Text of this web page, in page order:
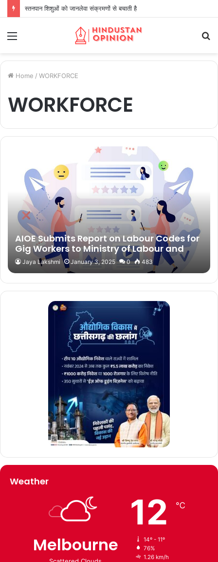
स्तनपान शिशुओं को जानलेवा संक्रमणों से बचाती है
Home / WORKFORCE
WORKFORCE
AIOE Submits Report on Labour Codes for
Gig Workers to Ministry of Labour and
Employment
Jaya Lakshmi January 3, 2025 0 483
Weather
Melbourne
12 ℃
14º - 11º
76%
1.26 km/h